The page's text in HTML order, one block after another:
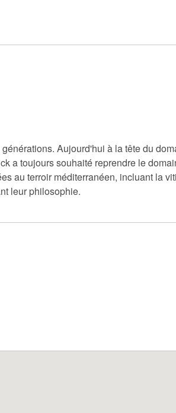
Aujourd'hui à la tête du
a toujours souhaité reprendre le
au terroir méditerranéen, incluant la
leur philosophie.